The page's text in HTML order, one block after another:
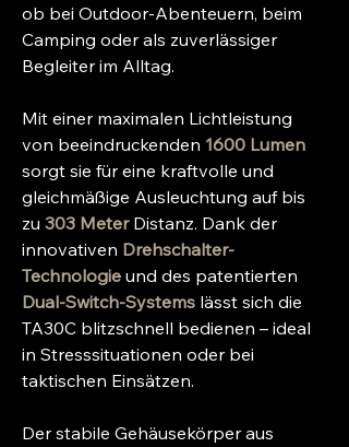
ob bei Outdoor-Abenteuern, beim
Camping oder als zuverlässiger
Begleiter im Alltag.
Mit einer maximalen Lichtleistung
von beeindruckenden 1600 Lumen
sorgt sie für eine kraftvolle und
gleichmäßige Ausleuchtung auf bis
zu 303 MeterDistanz. Dank der
innovativen Drehschalter-
Technologie und des patentierten
Dual-Switch-Systems lässt sich die
TA30C blitzschnell bedienen – ideal
in Stresssituationen oder bei
taktischen Einsätzen.
Der stabile Gehäusekörper aus